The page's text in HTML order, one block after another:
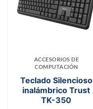
ACCESORIOS DE
COMPUTACIÓN
Teclado Silencioso
inalámbrico Trust
TK-350